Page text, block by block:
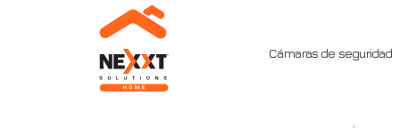
Cámaras de seguridad